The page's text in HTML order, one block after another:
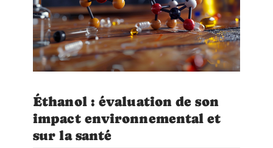
Éthanol : évaluation de son
impact environnemental et
sur la santé